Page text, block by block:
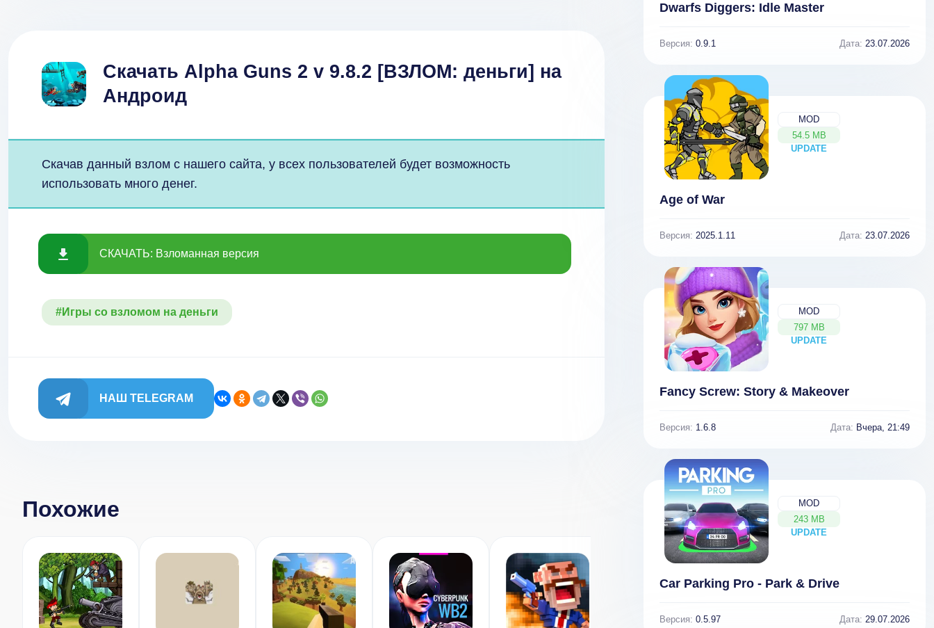
Скачать Alpha Guns 2 v 9.8.2 [ВЗЛОМ: деньги] на
Андроид
Скачав данный взлом с нашего сайта, у всех пользователей будет возможность
использовать много денег.
СКАЧАТЬ: Взломанная версия
#Игры со взломом на деньги
НАШ TELEGRAM
Похожие
Dwarfs Diggers: Idle Master
Версия: 0.9.1 Дата: 23.07.2026
MOD
54.5 MB
UPDATE
NEW
Age of War
Версия: 2025.1.11 Дата: 23.07.2026
MOD
797 MB
UPDATE
NEW
Fancy Screw: Story & Makeover
Версия: 1.6.8 Дата: Вчера, 21:49
MOD
243 MB
UPDATE
NEW
Car Parking Pro - Park & Drive
Версия: 0.5.97 Дата: 29.07.2026